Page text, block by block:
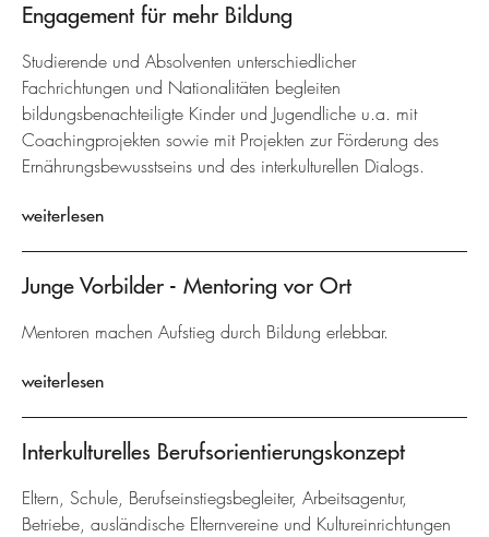
Engagement für mehr Bildung
Studierende und Absolventen unterschiedlicher
Fachrichtungen und Nationalitäten begleiten
bildungsbenachteiligte Kinder und Jugendliche u.a. mit
Coachingprojekten sowie mit Projekten zur Förderung des
Ernährungsbewusstseins und des interkulturellen Dialogs.
weiterlesen
Junge Vorbilder - Mentoring vor Ort
Mentoren machen Aufstieg durch Bildung erlebbar.
weiterlesen
Interkulturelles Berufsorientierungskonzept
Eltern, Schule, Berufseinstiegsbegleiter, Arbeitsagentur,
Betriebe, ausländische Elternvereine und Kultureinrichtungen